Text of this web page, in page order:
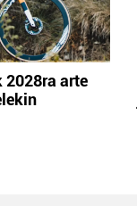
2028ra arte